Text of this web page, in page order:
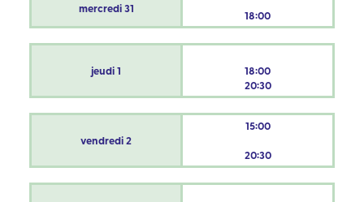
mercredi31 18:00
jeudi1
18:00
20:30
vendredi2
15:00
20:30